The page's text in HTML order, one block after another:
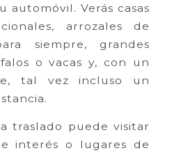
automóvil. Verás casas
arrozales de
siempre, grandes
o vacas y, con un
tal vez incluso un
traslado puede visitar
interés o lugares de